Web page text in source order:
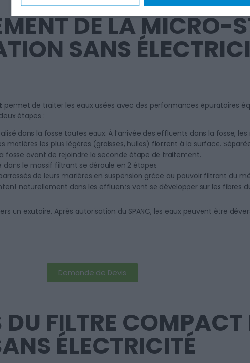
DE LA MICRO-
SANS
permet de traiter les eaux usées avec des performances épuratoires
étapes :
dans la fosse toutes eaux. À l’arrivée des effluents dans la fosse,
matières les plus légères (graisses, huiles) flottent à la surface.
fosse avant de rejoindre la seconde étape de traitement.
le massif filtrant se déroule en 2 étapes
de leurs matières en suspension grâce au pouvoir filtrant du
naturellement dans les effluents vont se développer sur les fibres
un exutoire. Après autorisation du SPANC, les eaux peuvent être
Demande de Devis
FILTRE COMPACT
ÉLECTRICITÉ